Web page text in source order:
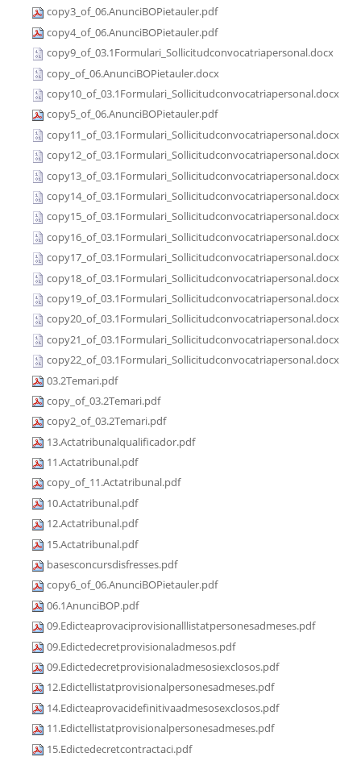
copy3_of_06.AnunciBOPietauler.pdf
copy4_of_06.AnunciBOPietauler.pdf
copy9_of_03.1Formulari_Sollicitudconvocatriapersonal.docx
copy_of_06.AnunciBOPietauler.docx
copy10_of_03.1Formulari_Sollicitudconvocatriapersonal.docx
copy5_of_06.AnunciBOPietauler.pdf
copy11_of_03.1Formulari_Sollicitudconvocatriapersonal.docx
copy12_of_03.1Formulari_Sollicitudconvocatriapersonal.docx
copy13_of_03.1Formulari_Sollicitudconvocatriapersonal.docx
copy14_of_03.1Formulari_Sollicitudconvocatriapersonal.docx
copy15_of_03.1Formulari_Sollicitudconvocatriapersonal.docx
copy16_of_03.1Formulari_Sollicitudconvocatriapersonal.docx
copy17_of_03.1Formulari_Sollicitudconvocatriapersonal.docx
copy18_of_03.1Formulari_Sollicitudconvocatriapersonal.docx
copy19_of_03.1Formulari_Sollicitudconvocatriapersonal.docx
copy20_of_03.1Formulari_Sollicitudconvocatriapersonal.docx
copy21_of_03.1Formulari_Sollicitudconvocatriapersonal.docx
copy22_of_03.1Formulari_Sollicitudconvocatriapersonal.docx
03.2Temari.pdf
copy_of_03.2Temari.pdf
copy2_of_03.2Temari.pdf
13.Actatribunalqualificador.pdf
11.Actatribunal.pdf
copy_of_11.Actatribunal.pdf
10.Actatribunal.pdf
12.Actatribunal.pdf
15.Actatribunal.pdf
basesconcursdisfresses.pdf
copy6_of_06.AnunciBOPietauler.pdf
06.1AnunciBOP.pdf
09.Edicteaprovaciprovisionalllistatpersonesadmeses.pdf
09.Edictedecretprovisionaladmesos.pdf
09.Edictedecretprovisionaladmesosiexclosos.pdf
12.Edictellistatprovisionalpersonesadmeses.pdf
14.Edicteaprovacidefinitivaadmesosexclosos.pdf
11.Edictellistatprovisionalpersonesadmeses.pdf
15.Edictedecretcontractaci.pdf